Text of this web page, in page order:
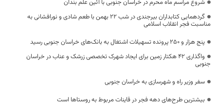
شروع مراسم ماه محرم در خراسان جنوبی با آئین علم بندان
گردهمایی کتابداران بیرجندی در شب ۲۲ بهمن با طعم شادی و نورافشانی به
مناسبت فجر انقلاب اسلامی
پنج هزار و ۲۵۰ پرونده تسهیلات اشتغال به بانک‌های خراسان جنوبی رسید
واگذاری 42 هکتار زمین برای ایجاد شهرک تخصصی زرشک و عناب در خراسان
جنوبی
سفر وزیر راه و شهرسازی به خراسان جنوبی
بیشترین طرح‌های دهه فجر در قاینات مربوط به روستاها است